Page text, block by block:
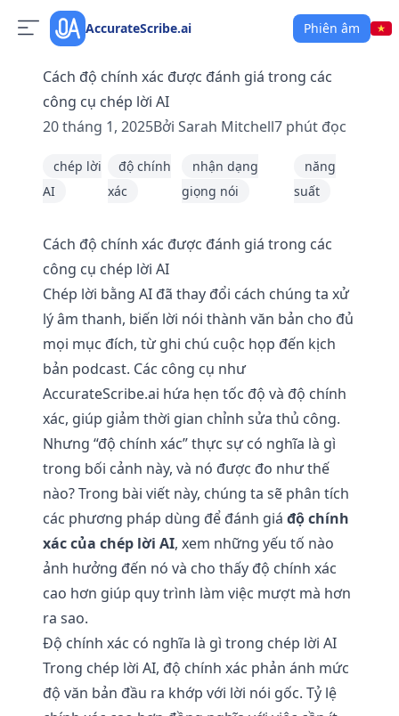
AccurateScribe.ai Phiên âm
Cách độ chính xác được đánh giá trong các
công cụ chép lời AI
20 tháng 1, 2025Bởi Sarah Mitchell7 phút đọc
chép lời
AI
độ chính
xác
nhận dạng
giọng nói
năng
suất
Cách độ chính xác được đánh giá trong các
công cụ chép lời AI
Chép lời bằng AI đã thay đổi cách chúng ta xử
lý âm thanh, biến lời nói thành văn bản cho đủ
mọi mục đích, từ ghi chú cuộc họp đến kịch
bản podcast. Các công cụ như
AccurateScribe.ai hứa hẹn tốc độ và độ chính
xác, giúp giảm thời gian chỉnh sửa thủ công.
Nhưng “độ chính xác” thực sự có nghĩa là gì
trong bối cảnh này, và nó được đo như thế
nào? Trong bài viết này, chúng ta sẽ phân tích
các phương pháp dùng để đánh giá độ chính
xác của chép lời AI, xem những yếu tố nào
ảnh hưởng đến nó và cho thấy độ chính xác
cao hơn giúp quy trình làm việc mượt mà hơn
ra sao.
Độ chính xác có nghĩa là gì trong chép lời AI
Trong chép lời AI, độ chính xác phản ánh mức
độ văn bản đầu ra khớp với lời nói gốc. Tỷ lệ